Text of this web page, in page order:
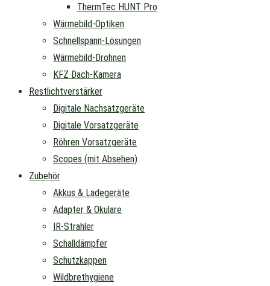
ThermTec HUNT Pro
Wärmebild-Optiken
Schnellspann-Lösungen
Wärmebild-Drohnen
KFZ Dach-Kamera
Restlichtverstärker
Digitale Nachsatzgeräte
Digitale Vorsatzgeräte
Röhren Vorsatzgeräte
Scopes (mit Absehen)
Zubehör
Akkus & Ladegeräte
Adapter & Okulare
IR-Strahler
Schalldämpfer
Schutzkappen
Wildbrethygiene